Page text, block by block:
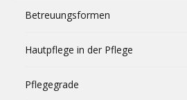
Betreuungsformen
Hautpflege in der Pflege
Pflegegrade